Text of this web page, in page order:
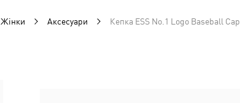
Жінки Аксесуари Кепка ESS No.1 Logo Baseball Cap